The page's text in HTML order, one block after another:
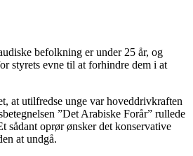
befolkning er under 25 år, og
styrets evne til at forhindre dem i at
at utilfredse unge var hoveddrivkraften
”Det Arabiske Forår” rullede
sådant oprør ønsker det konservative
at undgå.